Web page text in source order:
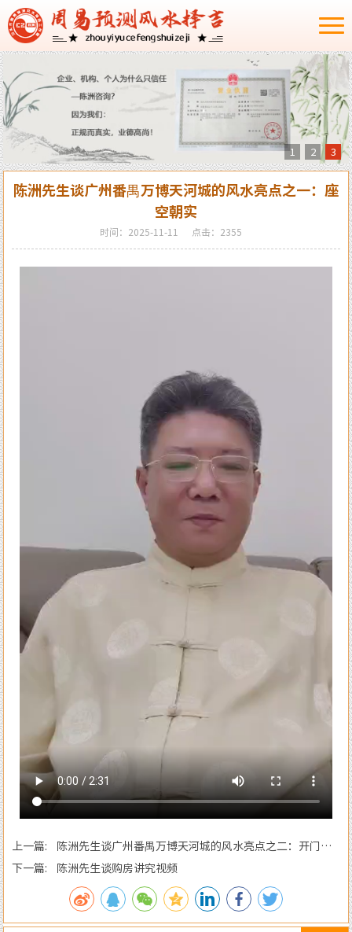
1 2 3
陈洲先生谈广州番禺万博天河城的风水亮点之一：座
空朝实
时间：2025-11-11 点击：2355
上一篇: 陈洲先生谈广州番禺万博天河城的风水亮点之二：开门迎
龙纳水
下一篇: 陈洲先生谈购房讲究视频